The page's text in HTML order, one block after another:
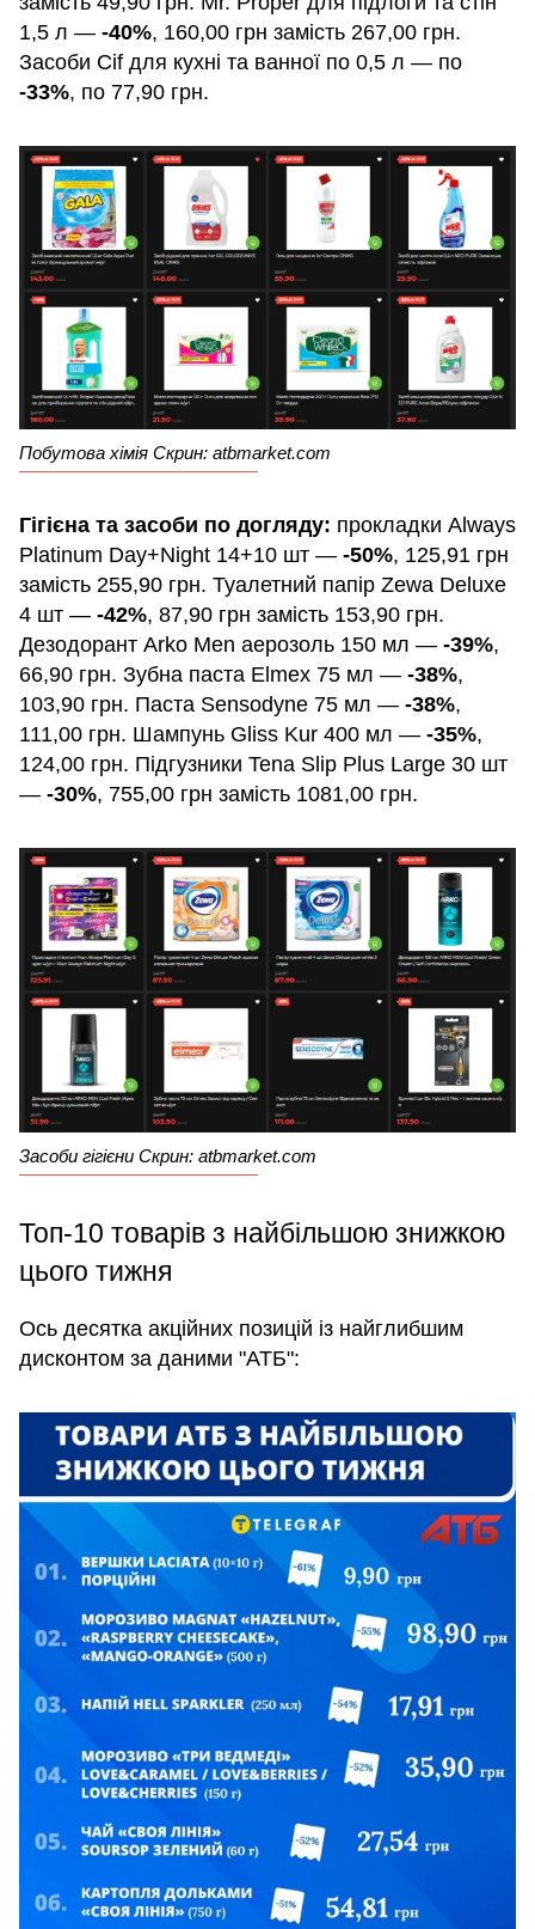
1,5 л — -40%, 160,00 грн замість 267,00 грн.
Засоби Cif для кухні та ванної по 0,5 л — по
-33%, по 77,90 грн.
Побутова хімія Скрин: atbmarket.com
Гігієна та засоби по догляду: прокладки Always
Platinum Day+Night 14+10 шт — -50%, 125,91 грн
замість 255,90 грн. Туалетний папір Zewa Deluxe
4 шт — -42%, 87,90 грн замість 153,90 грн.
Дезодорант Arko Men аерозоль 150 мл — -39%,
66,90 грн. Зубна паста Elmex 75 мл — -38%,
103,90 грн. Паста Sensodyne 75 мл — -38%,
111,00 грн. Шампунь Gliss Kur 400 мл — -35%,
124,00 грн. Підгузники Tena Slip Plus Large 30 шт
— -30%, 755,00 грн замість 1081,00 грн.
Засоби гігієни Скрин: atbmarket.com
Топ-10 товарів з найбільшою знижкою
цього тижня
Ось десятка акційних позицій із найглибшим
дисконтом за даними "АТБ":